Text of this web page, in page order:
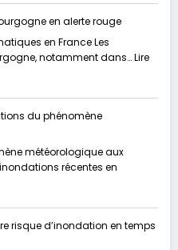
inondations
dévastatrices
en
Russie
Kazakhstan
en alerte rouge
en France Les
notamment dans…Lire
du phénomène
météorologique aux
récentes en
risque d’inondation en temps